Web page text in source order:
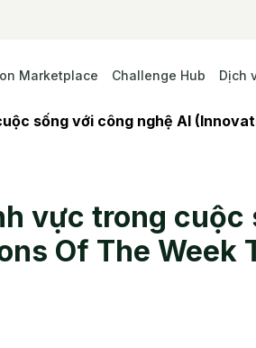
Marketplace Challenge Hub Dịch
sống với công nghệ AI
vực trong cuộc
Of The Week